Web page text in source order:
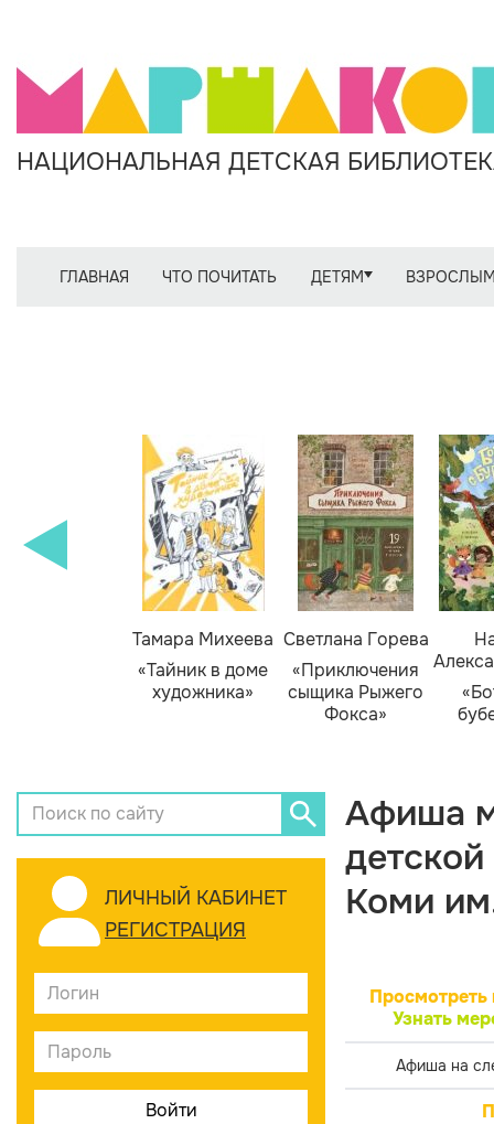
НАЦИОНАЛЬНАЯ ДЕТСКАЯ
ГЛАВНАЯ ЧТО ПОЧИТАТЬ ДЕТЯМ
Тамара Михеева
«Тайник в доме
художника»
Светлана Горева
«Приключения
сыщика Рыжего
Фокса»
ЛИЧНЫЙ КАБИНЕТ
РЕГИСТРАЦИЯ
Афиша
Коми
Просмотреть
Узнать
Афиша на